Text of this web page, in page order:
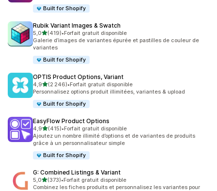
Built for Shopify
Rubik Variant Images & Swatch
5,0étoile(s) sur 5
(419)
419 avis au total
•Forfait gratuit disponible
Galerie d’images de variantes épurée et pastilles de couleur de
variantes
Built for Shopify
OPTIS Product Options, Variant
4,9étoile(s) sur 5
(2 246)
2246 avis au total
•Forfait gratuit disponible
Personnalisez options produit illimitées, variantes & upload
Built for Shopify
EasyFlow Product Options
4,9étoile(s) sur 5
(415)
415 avis au total
•Forfait gratuit disponible
Ajoutez un nombre illimité d’options et de variantes de produits
grâce à un personnalisateur simple
Built for Shopify
G: Combined Listings & Variant
5,0étoile(s) sur 5
(373)
373 avis au total
•Forfait gratuit disponible
Combinez les fiches produits et personnalisez les variantes pour